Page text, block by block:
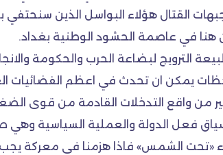
القتال هؤلاء البواسل الذين سنحتفي
هنا في عاصمة الحشود الوطنية بغداد.
الترويج لبضاعة الحرب والحكومة
يمكن ان تحدث في اعظم الفضائيات
من واقع التدخلات القادمة من قوى
فعل الدولة والعملية السياسية وهي
«تحت الشمس» فاذا هزمنا في معركة